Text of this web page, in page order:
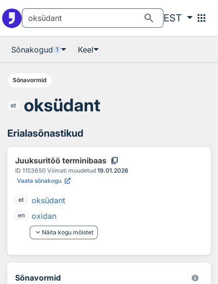
search EST apps
Sõnakogud 1 Keel
Sõnavormid
et oksüdant
Erialasõnastikud
Juuksuritöö terminibaas content_copy
ID 1153650 Viimati muudetud 19.01.2026
Vaata sõnakogu
et oksüdant
en
oxidan
keyboard_arrow_down Näita kogu mõistet
Sõnavormid